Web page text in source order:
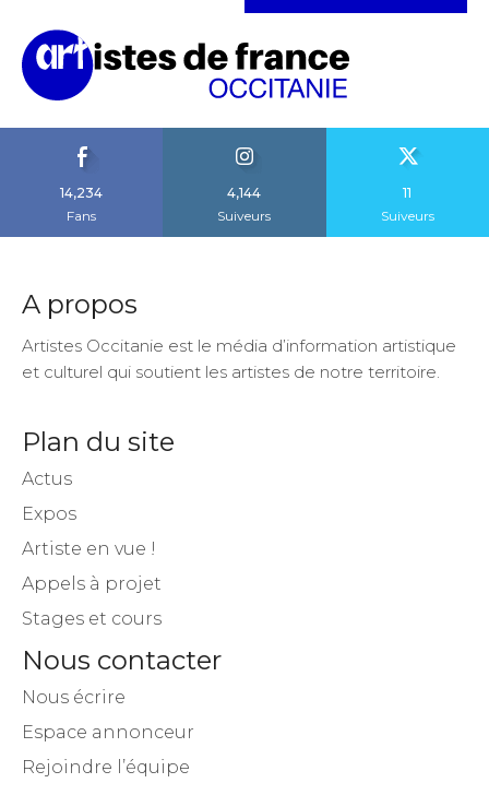
14,234
Fans
4,144
Suiveurs
11
Suiveurs
A propos
Artistes Occitanie est le média d’information artistique
et culturel qui soutient les artistes de notre territoire.
Plan du site
Actus
Expos
Artiste en vue !
Appels à projet
Stages et cours
Nous contacter
Nous écrire
Espace annonceur
Rejoindre l’équipe